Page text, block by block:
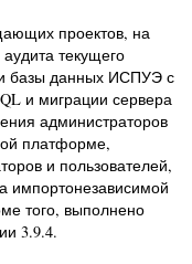
проектов, на
текущего
базы данных ИСПУЭ с
и миграции сервера
администраторов
платформе,
и пользователей,
импортонезависимой
того, выполнено
3.9.4.